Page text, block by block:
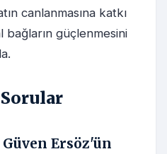
canlanmasına katkı
bağların güçlenmesini
Ersöz'ün